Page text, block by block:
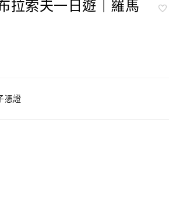
拉索夫一日遊｜羅馬
憑證